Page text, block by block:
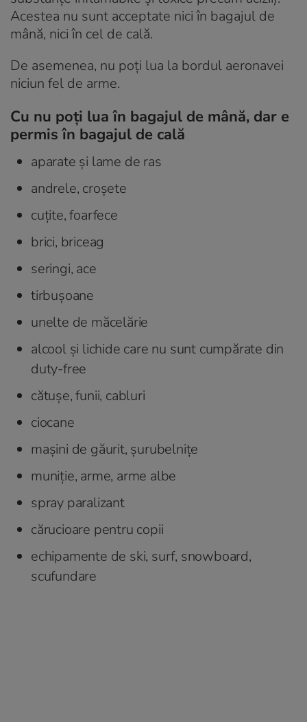
Acestea nu sunt acceptate nici în bagajul de
mână, nici în cel de cală.
De asemenea, nu poți lua la bordul aeronavei
niciun fel de arme.
Cu nu poți lua în bagajul de mână, dar e
permis în bagajul de cală
aparate și lame de ras
andrele, croșete
cuțite, foarfece
brici, briceag
seringi, ace
tirbușoane
unelte de măcelărie
alcool și lichide care nu sunt cumpărate din
duty-free
cătușe, funii, cabluri
ciocane
mașini de găurit, șurubelnițe
muniție, arme, arme albe
spray paralizant
cărucioare pentru copii
echipamente de ski, surf, snowboard,
scufundare